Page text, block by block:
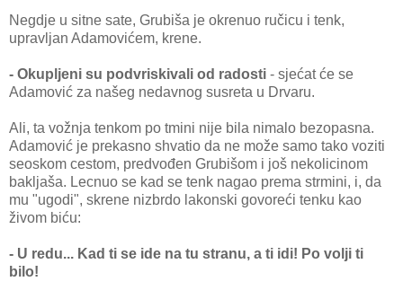
Negdje u sitne sate, Grubiša je okrenuo ručicu i tenk,
upravljan Adamovićem, krene.
- Okupljeni su podvriskivali od radosti - sjećat će se
Adamović za našeg nedavnog susreta u Drvaru.
Ali, ta vožnja tenkom po tmini nije bila nimalo bezopasna.
Adamović je prekasno shvatio da ne može samo tako voziti
seoskom cestom, predvođen Grubišom i još nekolicinom
bakljaša. Lecnuo se kad se tenk nagao prema strmini, i, da
mu "ugodi", skrene nizbrdo lakonski govoreći tenku kao
živom biću:
- U redu... Kad ti se ide na tu stranu, a ti idi! Po volji ti
bilo!